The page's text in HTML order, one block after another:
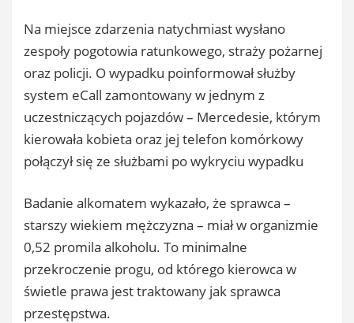
Na miejsce zdarzenia natychmiast wysłano
zespoły pogotowia ratunkowego, straży pożarnej
oraz policji. O wypadku poinformował służby
system eCall zamontowany w jednym z
uczestniczących pojazdów – Mercedesie, którym
kierowała kobieta oraz jej telefon komórkowy
połączył się ze służbami po wykryciu wypadku
Badanie alkomatem wykazało, że sprawca –
starszy wiekiem mężczyzna – miał w organizmie
0,52 promila alkoholu. To minimalne
przekroczenie progu, od którego kierowca w
świetle prawa jest traktowany jak sprawca
przestępstwa.